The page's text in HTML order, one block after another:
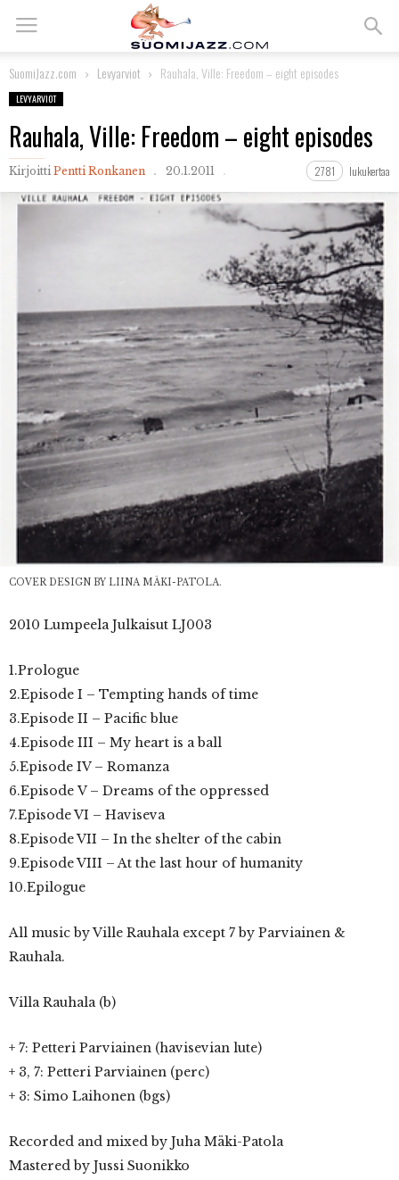
SuomiJazz.com Levyarviot Rauhala, Ville: Freedom – eight episodes
LEVYARVIOT
Rauhala, Ville: Freedom – eight episodes
Kirjoitti Pentti Ronkanen 20.1.2011 2781 lukukertaa
COVER DESIGN BY LIINA MÄKI-PATOLA.
2010 Lumpeela Julkaisut LJ003
1.Prologue
2.Episode I – Tempting hands of time
3.Episode II – Pacific blue
4.Episode III – My heart is a ball
5.Episode IV – Romanza
6.Episode V – Dreams of the oppressed
7.Episode VI – Haviseva
8.Episode VII – In the shelter of the cabin
9.Episode VIII – At the last hour of humanity
10.Epilogue
All music by Ville Rauhala except 7 by Parviainen &
Rauhala.
Villa Rauhala (b)
+ 7: Petteri Parviainen (havisevian lute)
+ 3, 7: Petteri Parviainen (perc)
+ 3: Simo Laihonen (bgs)
Recorded and mixed by Juha Mäki-Patola
Mastered by Jussi Suonikko